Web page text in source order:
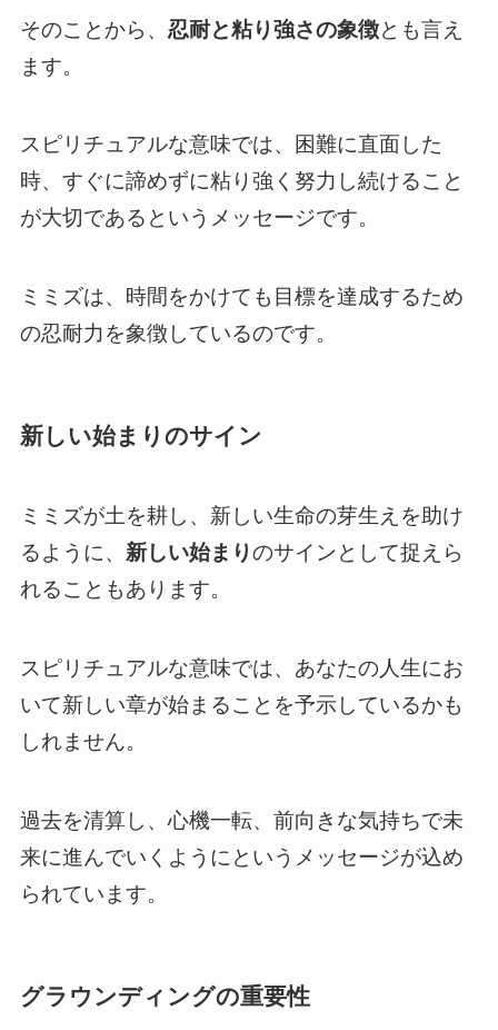
そのことから、 忍耐と粘り強さの象徴とも言え
ます。
スピリチュアルな意味では、困難に直面した
時、すぐに諦めずに粘り強く努力し続けること
が大切であるというメッセージです。
ミミズは、時間をかけても目標を達成するため
の忍耐力を象徴しているのです。
新しい始まりのサイン
ミミズが土を耕し、新しい生命の芽生えを助け
るように、 新しい始まりのサインとして捉えら
れることもあります。
スピリチュアルな意味では、あなたの人生にお
いて新しい章が始まることを予示しているかも
しれません。
過去を清算し、心機一転、前向きな気持ちで未
来に進んでいくようにというメッセージが込め
られています。
グラウンディングの重要性